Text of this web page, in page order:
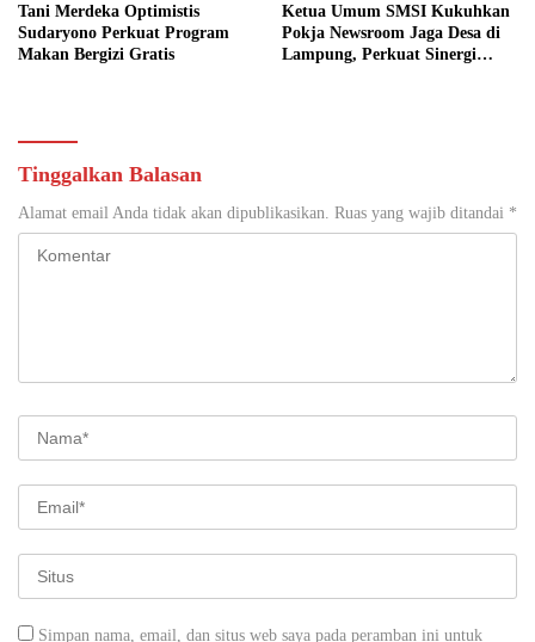
Tani Merdeka Optimistis
Sudaryono Perkuat Program
Makan Bergizi Gratis
Ketua Umum SMSI Kukuhkan
Pokja Newsroom Jaga Desa di
Lampung, Perkuat Sinergi
Tinggalkan Balasan
Alamat email Anda tidak akan dipublikasikan. Ruas yang wajib ditandai *
Simpan nama, email, dan situs web saya pada peramban ini untuk